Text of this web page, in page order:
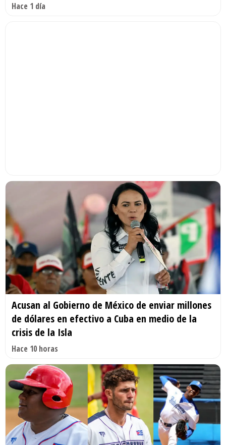
Hace 1 día
Acusan al Gobierno de México de enviar millones
de dólares en efectivo a Cuba en medio de la
crisis de la Isla
Hace 10 horas